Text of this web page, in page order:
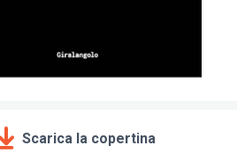
Scarica la copertina